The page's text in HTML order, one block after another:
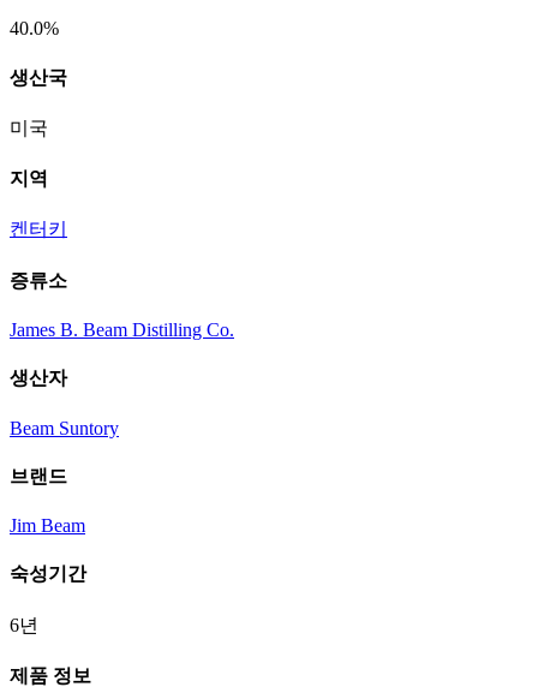
40.0%
생산국
미국
지역
켄터키
증류소
James B. Beam Distilling Co.
생산자
Beam Suntory
브랜드
Jim Beam
숙성기간
6년
제품 정보